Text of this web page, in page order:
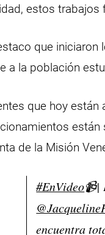
estos
que iniciaron
a la población
que hoy
están
de la Misión
#EnVideo📹|
encuentra